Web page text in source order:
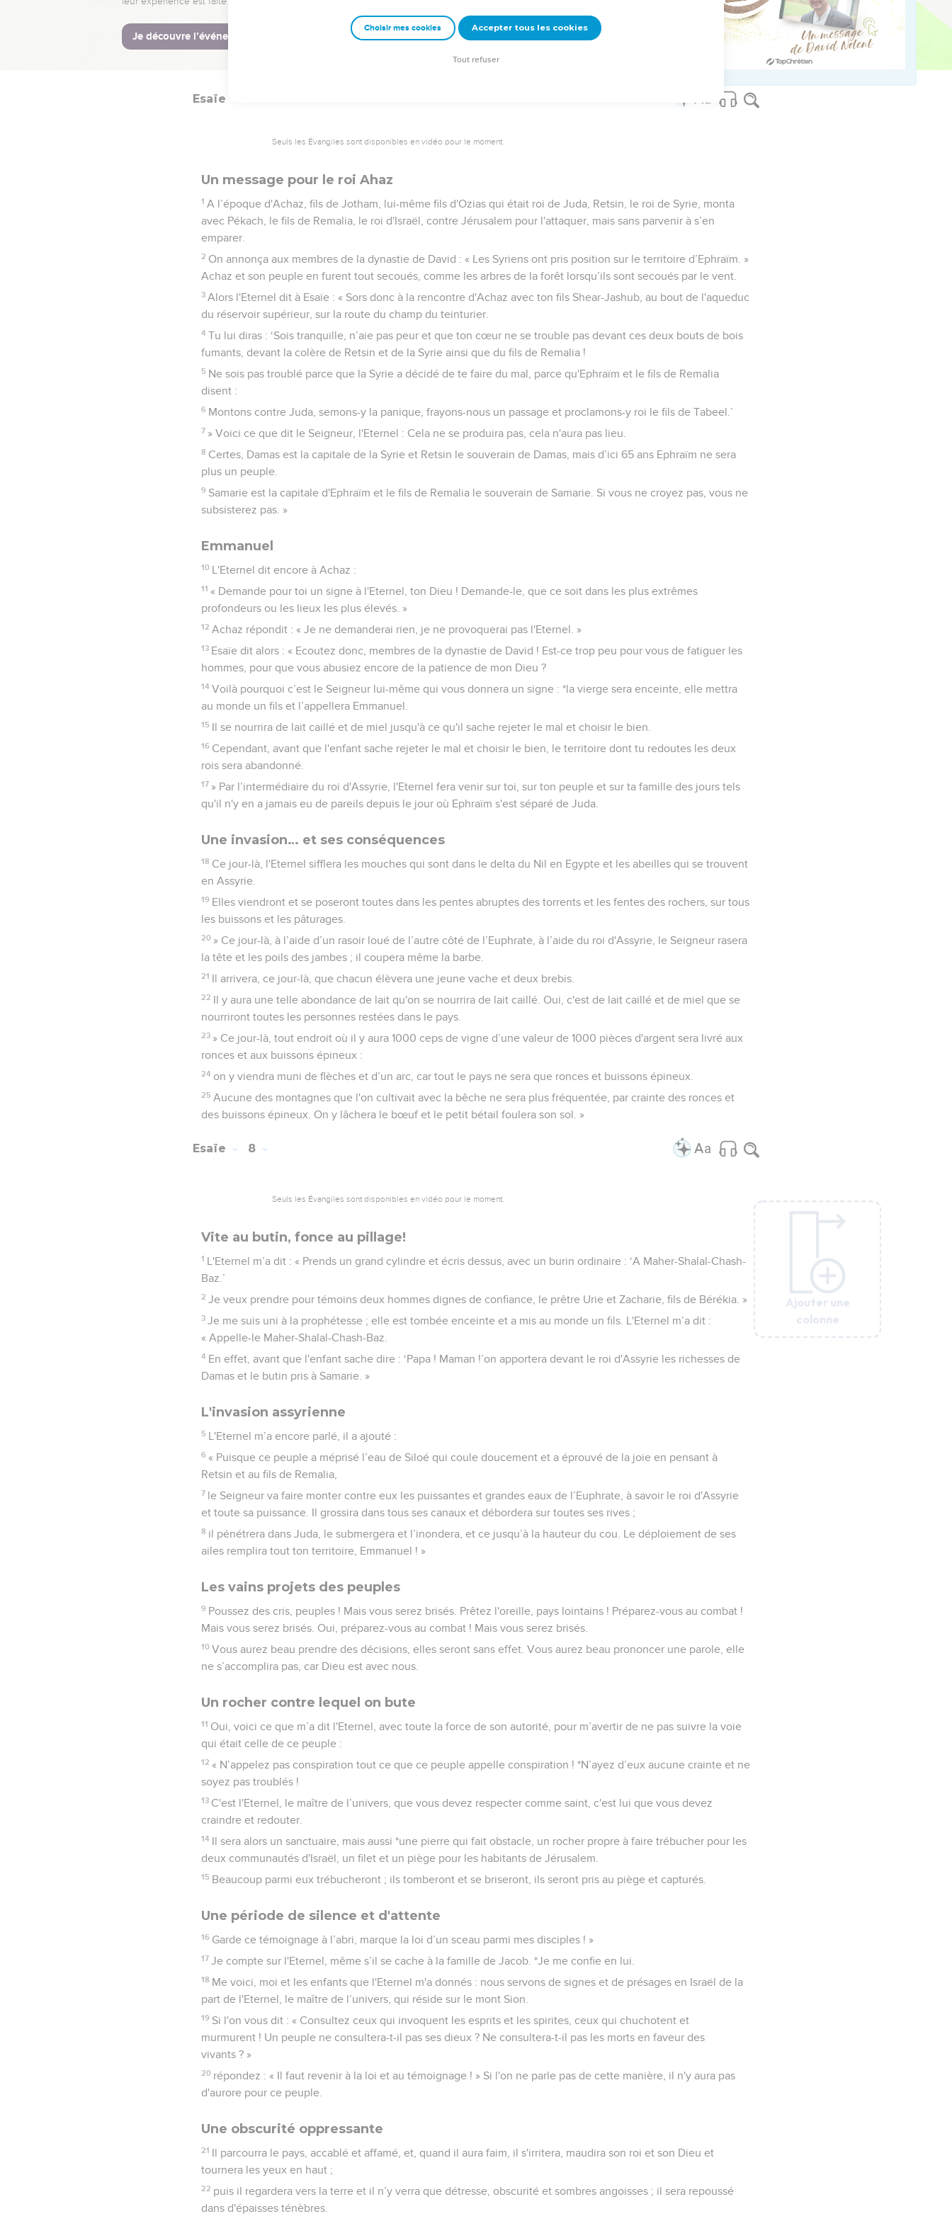
S'il y reste encore un dixième des habitants, à leur tour ils passeront par les flammes. Cependant, tout
comme le térébinthe et le chêne conservent leur souche quand ils sont abattus, la souche de ce peuple
Ajouter une
colonne
Esaïe
Seuls les Évangiles sont disponibles en vidéo pour le moment.
Un message pour le roi Ahaz
1 A l’époque d'Achaz, fils de Jotham, lui-même fils d'Ozias qui était roi de Juda, Retsin, le roi de Syrie, monta
avec Pékach, le fils de Remalia, le roi d'Israël, contre Jérusalem pour l'attaquer, mais sans parvenir à s’en
emparer.
2 On annonça aux membres de la dynastie de David : « Les Syriens ont pris position sur le territoire d’Ephraïm. »
Achaz et son peuple en furent tout secoués, comme les arbres de la forêt lorsqu’ils sont secoués par le vent.
3 Alors l'Eternel dit à Esaïe : « Sors donc à la rencontre d'Achaz avec ton fils Shear-Jashub, au bout de l'aqueduc
du réservoir supérieur, sur la route du champ du teinturier.
4 Tu lui diras : ‘Sois tranquille, n’aie pas peur et que ton cœur ne se trouble pas devant ces deux bouts de bois
fumants, devant la colère de Retsin et de la Syrie ainsi que du fils de Remalia !
5 Ne sois pas troublé parce que la Syrie a décidé de te faire du mal, parce qu'Ephraïm et le fils de Remalia
disent :
6 Montons contre Juda, semons-y la panique, frayons-nous un passage et proclamons-y roi le fils de Tabeel.’
7 » Voici ce que dit le Seigneur, l'Eternel : Cela ne se produira pas, cela n'aura pas lieu.
8 Certes, Damas est la capitale de la Syrie et Retsin le souverain de Damas, mais d’ici 65 ans Ephraïm ne sera
plus un peuple.
9 Samarie est la capitale d'Ephraïm et le fils de Remalia le souverain de Samarie. Si vous ne croyez pas, vous ne
subsisterez pas. »
Emmanuel
10 L'Eternel dit encore à Achaz :
11 « Demande pour toi un signe à l'Eternel, ton Dieu ! Demande-le, que ce soit dans les plus extrêmes
profondeurs ou les lieux les plus élevés. »
12 Achaz répondit : « Je ne demanderai rien, je ne provoquerai pas l'Eternel. »
13 Esaïe dit alors : « Ecoutez donc, membres de la dynastie de David ! Est-ce trop peu pour vous de fatiguer les
hommes, pour que vous abusiez encore de la patience de mon Dieu ?
14 Voilà pourquoi c’est le Seigneur lui-même qui vous donnera un signe : *la vierge sera enceinte, elle mettra
au monde un fils et l’appellera Emmanuel.
15 Il se nourrira de lait caillé et de miel jusqu'à ce qu'il sache rejeter le mal et choisir le bien.
16 Cependant, avant que l'enfant sache rejeter le mal et choisir le bien, le territoire dont tu redoutes les deux
rois sera abandonné.
17 » Par l’intermédiaire du roi d'Assyrie, l'Eternel fera venir sur toi, sur ton peuple et sur ta famille des jours tels
qu'il n'y en a jamais eu de pareils depuis le jour où Ephraïm s'est séparé de Juda.
Une invasion… et ses conséquences
18 Ce jour-là, l'Eternel sifflera les mouches qui sont dans le delta du Nil en Egypte et les abeilles qui se trouvent
en Assyrie.
19 Elles viendront et se poseront toutes dans les pentes abruptes des torrents et les fentes des rochers, sur tous
les buissons et les pâturages.
20 » Ce jour-là, à l’aide d’un rasoir loué de l’autre côté de l’Euphrate, à l’aide du roi d'Assyrie, le Seigneur rasera
la tête et les poils des jambes ; il coupera même la barbe.
21 Il arrivera, ce jour-là, que chacun élèvera une jeune vache et deux brebis.
22 Il y aura une telle abondance de lait qu'on se nourrira de lait caillé. Oui, c'est de lait caillé et de miel que se
nourriront toutes les personnes restées dans le pays.
23 » Ce jour-là, tout endroit où il y aura 1000 ceps de vigne d’une valeur de 1000 pièces d'argent sera livré aux
ronces et aux buissons épineux :
24 on y viendra muni de flèches et d’un arc, car tout le pays ne sera que ronces et buissons épineux.
25 Aucune des montagnes que l'on cultivait avec la bêche ne sera plus fréquentée, par crainte des ronces et
des buissons épineux. On y lâchera le bœuf et le petit bétail foulera son sol. »
Ajouter une
colonne
Esaïe 8
Seuls les Évangiles sont disponibles en vidéo pour le moment.
Vite au butin, fonce au pillage!
1 L'Eternel m’a dit : « Prends un grand cylindre et écris dessus, avec un burin ordinaire : ‘A Maher-Shalal-Chash-
Baz.’
2 Je veux prendre pour témoins deux hommes dignes de confiance, le prêtre Urie et Zacharie, fils de Bérékia. »
3 Je me suis uni à la prophétesse ; elle est tombée enceinte et a mis au monde un fils. L'Eternel m’a dit :
« Appelle-le Maher-Shalal-Chash-Baz.
4 En effet, avant que l'enfant sache dire : ‘Papa ! Maman !’on apportera devant le roi d'Assyrie les richesses de
Damas et le butin pris à Samarie. »
L'invasion assyrienne
5 L'Eternel m’a encore parlé, il a ajouté :
6 « Puisque ce peuple a méprisé l’eau de Siloé qui coule doucement et a éprouvé de la joie en pensant à
Retsin et au fils de Remalia,
7 le Seigneur va faire monter contre eux les puissantes et grandes eaux de l’Euphrate, à savoir le roi d'Assyrie
et toute sa puissance. Il grossira dans tous ses canaux et débordera sur toutes ses rives ;
8 il pénétrera dans Juda, le submergera et l’inondera, et ce jusqu’à la hauteur du cou. Le déploiement de ses
ailes remplira tout ton territoire, Emmanuel ! »
Les vains projets des peuples
9 Poussez des cris, peuples ! Mais vous serez brisés. Prêtez l'oreille, pays lointains ! Préparez-vous au combat !
Mais vous serez brisés. Oui, préparez-vous au combat ! Mais vous serez brisés.
10 Vous aurez beau prendre des décisions, elles seront sans effet. Vous aurez beau prononcer une parole, elle
ne s’accomplira pas, car Dieu est avec nous.
Un rocher contre lequel on bute
11 Oui, voici ce que m’a dit l'Eternel, avec toute la force de son autorité, pour m’avertir de ne pas suivre la voie
qui était celle de ce peuple :
12 « N’appelez pas conspiration tout ce que ce peuple appelle conspiration ! *N’ayez d’eux aucune crainte et ne
soyez pas troublés !
13 C'est l'Eternel, le maître de l’univers, que vous devez respecter comme saint, c'est lui que vous devez
craindre et redouter.
14 Il sera alors un sanctuaire, mais aussi *une pierre qui fait obstacle, un rocher propre à faire trébucher pour les
deux communautés d'Israël, un filet et un piège pour les habitants de Jérusalem.
15 Beaucoup parmi eux trébucheront ; ils tomberont et se briseront, ils seront pris au piège et capturés.
Une période de silence et d'attente
16 Garde ce témoignage à l’abri, marque la loi d’un sceau parmi mes disciples ! »
17 Je compte sur l'Eternel, même s’il se cache à la famille de Jacob. *Je me confie en lui.
18 Me voici, moi et les enfants que l'Eternel m'a donnés : nous servons de signes et de présages en Israël de la
part de l'Eternel, le maître de l’univers, qui réside sur le mont Sion.
19 Si l'on vous dit : « Consultez ceux qui invoquent les esprits et les spirites, ceux qui chuchotent et
murmurent ! Un peuple ne consultera-t-il pas ses dieux ? Ne consultera-t-il pas les morts en faveur des
vivants ? »
20 répondez : « Il faut revenir à la loi et au témoignage ! » Si l'on ne parle pas de cette manière, il n'y aura pas
d'aurore pour ce peuple.
Une obscurité oppressante
21 Il parcourra le pays, accablé et affamé, et, quand il aura faim, il s'irritera, maudira son roi et son Dieu et
tournera les yeux en haut ;
22 puis il regardera vers la terre et il n’y verra que détresse, obscurité et sombres angoisses ; il sera repoussé
dans d'épaisses ténèbres.
Ajouter une
colonne
Ajouter une
colonne
Ajouter une
colonne
Ajouter une
colonne
Choisir mes cookies Accepter tous les cookies
Tout refuser